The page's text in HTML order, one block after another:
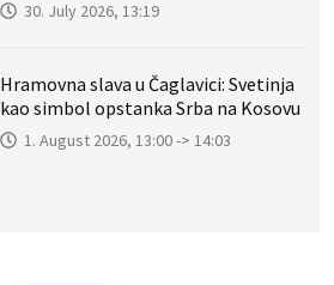
30. July 2026, 13:19
Hramovna slava u Čaglavici: Svetinja
kao simbol opstanka Srba na Kosovu
1. August 2026, 13:00 -> 14:03